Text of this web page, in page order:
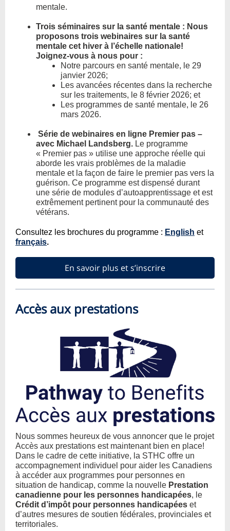
mentale.
Trois séminaires sur la santé mentale : Nous
proposons trois webinaires sur la santé
mentale cet hiver à l’échelle nationale!
Joignez-vous à nous pour :
Notre parcours en santé mentale, le 29
janvier 2026;
Les avancées récentes dans la recherche
sur les traitements, le 8 février 2026; et
Les programmes de santé mentale, le 26
mars 2026.
Série de webinaires en ligne Premier pas –
avec Michael Landsberg. Le programme
« Premier pas » utilise une approche réelle qui
aborde les vrais problèmes de la maladie
mentale et la façon de faire le premier pas vers la
guérison. Ce programme est dispensé durant
une série de modules d’autoapprentissage et est
extrêmement pertinent pour la communauté des
vétérans.
Consultez les brochures du programme : English et
français.
En savoir plus et s’inscrire
Accès aux prestations
Nous sommes heureux de vous annoncer que le projet
Accès aux prestations est maintenant bien en place!
Dans le cadre de cette initiative, la STHC offre un
accompagnement individuel pour aider les Canadiens
à accéder aux programmes pour personnes en
situation de handicap, comme la nouvelle Prestation
canadienne pour les personnes handicapées, le
Crédit d’impôt pour personnes handicapées et
d’autres mesures de soutien fédérales, provinciales et
territoriales.